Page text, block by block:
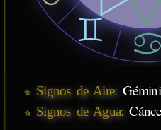
Signos de Aire:
Signos de Agua: